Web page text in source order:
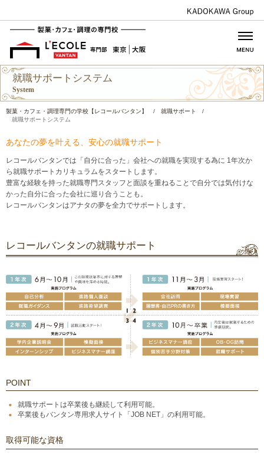
就職サポートシステム
System
製菓・カフェ・調理専門の学校【レコールバンタン】 / 就職サポート
/
就職サポートシステム
あなたの夢を叶える、安心の就職サポート
レコールバンタンでは「自分に合った」会社への就職を実現する為に 1年次か
ら就職サポートカリキュラムをスタートします。
豊富な経験を持った就職専門スタッフと面談を重ねることで自分では気付けな
かった自分に合った会社に巡り合うことも。
レコールバンタンはアナタの夢を全力でサポートします。
レコールバンタンの就職サポート
POINT
就職サポートは卒業後も継続して利用可能。
卒業後もバンタン専用求人サイト「JOB NET」の利用可能。
取得可能な資格